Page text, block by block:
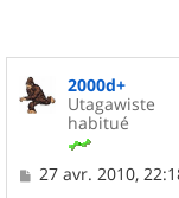
2000d+
Utagawiste
habitué
M
27 avr. 2010,